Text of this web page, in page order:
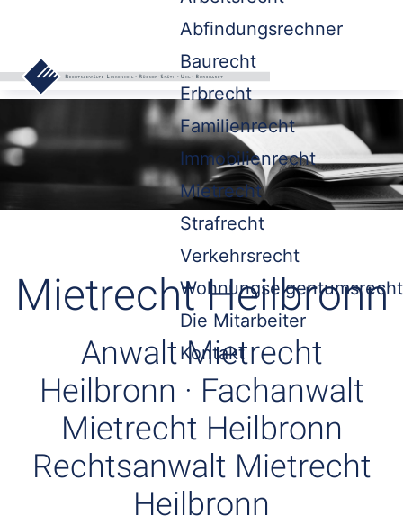
Abfindungsrechner
Baurecht
Erbrecht
Familienrecht
Immobilienrecht
Mietrecht
Strafrecht
Verkehrsrecht
Wohnungseigentumsrecht
Die Mitarbeiter
Kontakt
Mietrecht Heilbronn
Anwalt Mietrecht
Heilbronn · Fachanwalt
Mietrecht Heilbronn
Rechtsanwalt Mietrecht
Heilbronn